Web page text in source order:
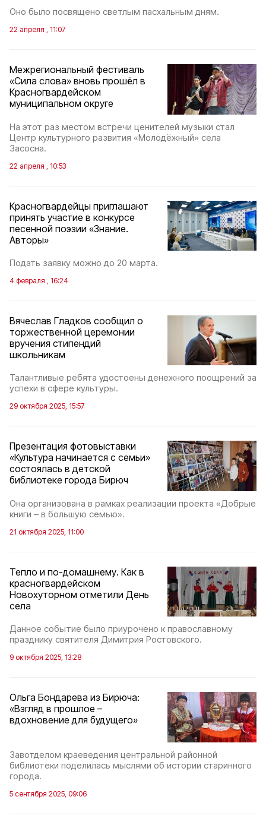
Оно было посвящено светлым пасхальным дням.
22 апреля , 11:07
Межрегиональный фестиваль
«Сила слова» вновь прошёл в
Красногвардейском
муниципальном округе
На этот раз местом встречи ценителей музыки стал
Центр культурного развития «Молодёжный» села
Засосна.
22 апреля , 10:53
Красногвардейцы приглашают
принять участие в конкурсе
песенной поэзии «Знание.
Авторы»
Подать заявку можно до 20 марта.
4 февраля , 16:24
Вячеслав Гладков сообщил о
торжественной церемонии
вручения стипендий
школьникам
Талантливые ребята удостоены денежного поощрений за
успехи в сфере культуры.
29 октября 2025, 15:57
Презентация фотовыставки
«Культура начинается с семьи»
состоялась в детской
библиотеке города Бирюч
Она организована в рамках реализации проекта «Добрые
книги – в большую семью».
21 октября 2025, 11:00
Тепло и по-домашнему. Как в
красногвардейском
Новохуторном отметили День
села
Данное событие было приурочено к православному
празднику святителя Димитрия Ростовского.
9 октября 2025, 13:28
Ольга Бондарева из Бирюча:
«Взгляд в прошлое –
вдохновение для будущего»
Завотделом краеведения центральной районной
библиотеки поделилась мыслями об истории старинного
города.
5 сентября 2025, 09:06